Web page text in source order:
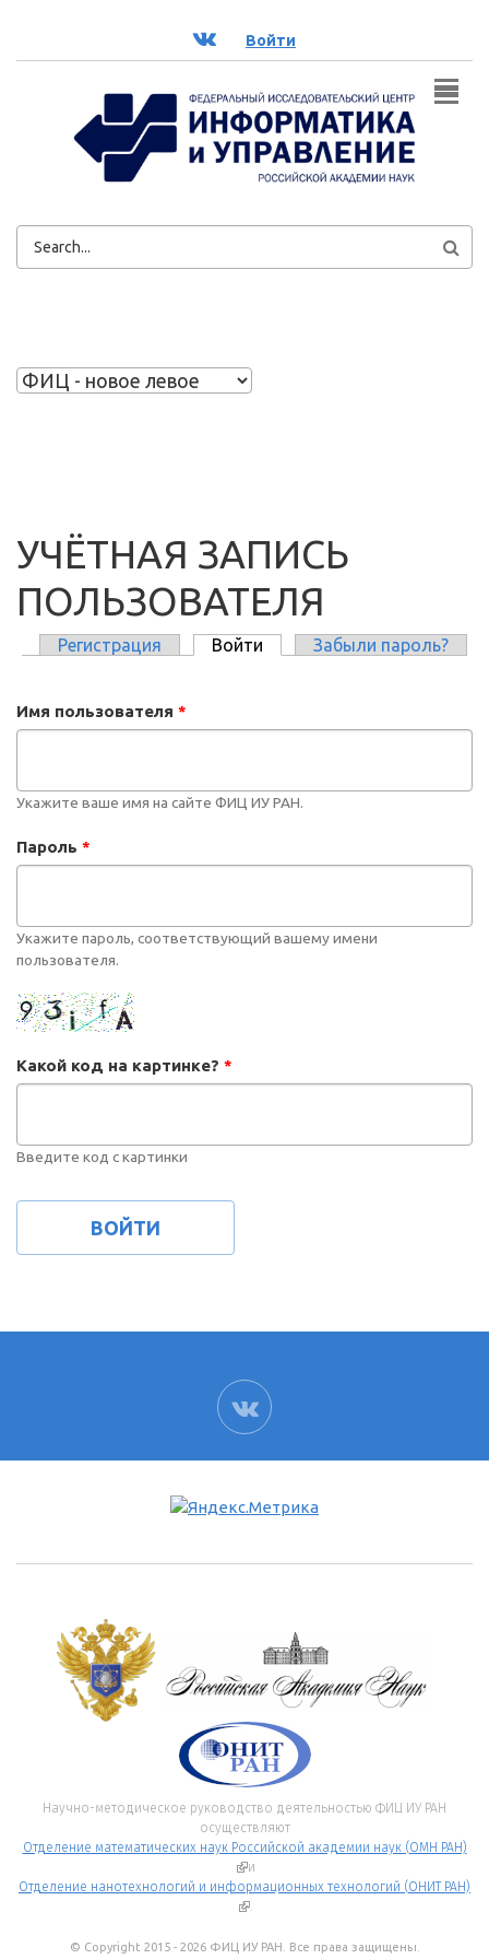
ВК Войти
ФОРМА
УЧЁТНАЯ ЗАПИСЬ
ПОЛЬЗОВАТЕЛЯ
Регистрация Войти (активная вкладка)
Забыли пароль?
Имя пользователя *
Укажите ваше имя на сайте ФИЦ ИУ РАН.
Пароль *
Укажите пароль, соответствующий вашему имени
пользователя.
Какой код на картинке? *
Введите код с картинки
ВК
Научно-методическое руководство деятельностью ФИЦ ИУ РАН
осуществляют
Отделение математических наук Российской академии наук (ОМН РАН)
(внешняя ссылка)
и
Отделение нанотехнологий и информационных технологий (ОНИТ РАН)
(внешняя ссылка)
.
© Copyright 2015 - 2026 ФИЦ ИУ РАН. Все права защищены.